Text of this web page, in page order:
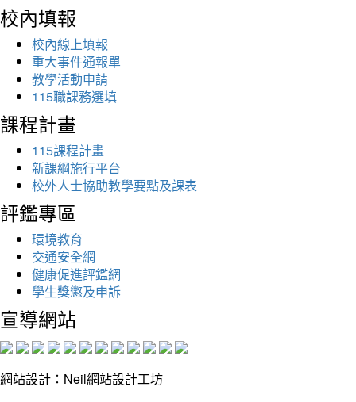
校內填報
校內線上填報
重大事件通報單
教學活動申請
115職課務選填
課程計畫
115課程計畫
新課綱施行平台
校外人士協助教學要點及課表
評鑑專區
環境教育
交通安全網
健康促進評鑑網
學生獎懲及申訴
宣導網站
網站設計：Neil網站設計工坊